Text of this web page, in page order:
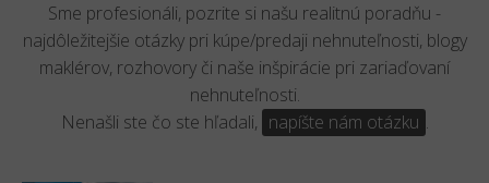
Sme profesionáli, pozrite si našu realitnú poradňu -
najdôležitejšie otázky pri kúpe/predaji nehnuteľnosti, blogy
maklérov, rozhovory či naše inšpirácie pri zariaďovaní
nehnuteľnosti.
Nenašli ste čo ste hľadali, napíšte nám otázku .